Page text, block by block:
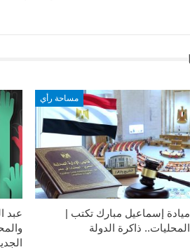
عبد
مساحة رأي
ميادة إسماعيل مبارك تكتب |
المحليات.. ذاكرة الدولة